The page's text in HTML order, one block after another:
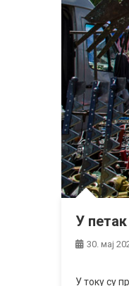
У
30. мај
У току су